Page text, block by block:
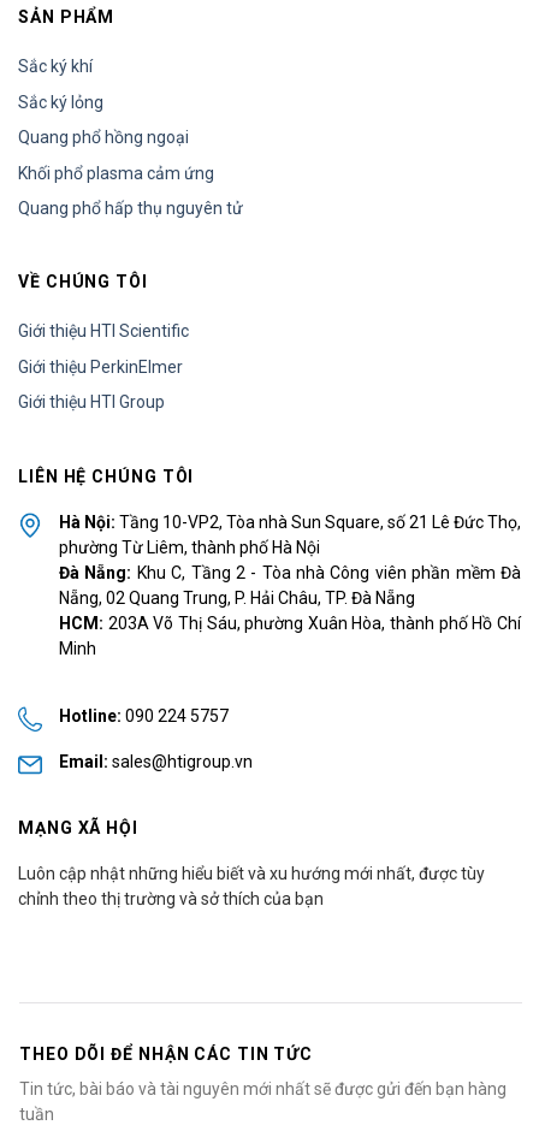
SẢN PHẨM
Sắc ký khí
Sắc ký lỏng
Quang phổ hồng ngoại
Khối phổ plasma cảm ứng
Quang phổ hấp thụ nguyên tử
VỀ CHÚNG TÔI
Giới thiệu HTI Scientific
Giới thiệu PerkinElmer
Giới thiệu HTI Group
LIÊN HỆ CHÚNG TÔI
Hà Nội: Tầng 10-VP2, Tòa nhà Sun Square, số 21 Lê Đức Thọ,
phường Từ Liêm, thành phố Hà Nội
Đà Nẵng: Khu C, Tầng 2 - Tòa nhà Công viên phần mềm Đà
Nẵng, 02 Quang Trung, P. Hải Châu, TP. Đà Nẵng
HCM: 203A Võ Thị Sáu, phường Xuân Hòa, thành phố Hồ Chí
Minh
Hotline: 090 224 5757
Email: sales@htigroup.vn
MẠNG XÃ HỘI
Luôn cập nhật những hiểu biết và xu hướng mới nhất, được tùy
chỉnh theo thị trường và sở thích của bạn
THEO DÕI ĐỂ NHẬN CÁC TIN TỨC
Tin tức, bài báo và tài nguyên mới nhất sẽ được gửi đến bạn hàng
tuần